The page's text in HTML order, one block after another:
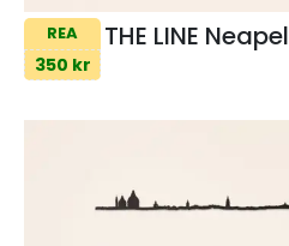
REA
350 kr
THE LINE Neapel